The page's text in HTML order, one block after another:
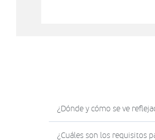
¿Dónde y cómo se ve
¿Cuáles son los requisitos